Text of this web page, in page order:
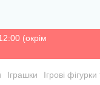
(окрім
Іграшки Ігрові